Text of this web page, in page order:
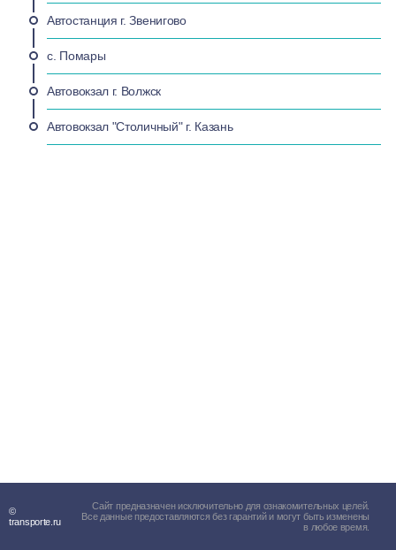
Автостанция г. Звенигово
с. Помары
Автовокзал г. Волжск
Автовокзал "Столичный" г. Казань
©
transporte.ru
Сайт предназначен исключительно для ознакомительных целей.
Все данные предоставляются без гарантий и могут быть изменены
в любое время.